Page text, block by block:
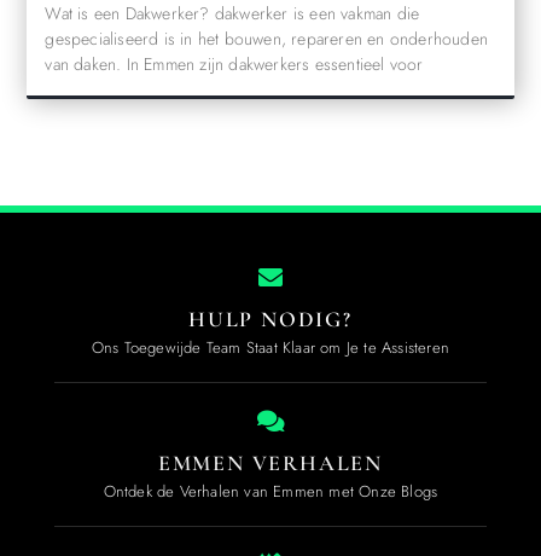
Wat is een Dakwerker? dakwerker is een vakman die
gespecialiseerd is in het bouwen, repareren en onderhouden
van daken. In Emmen zijn dakwerkers essentieel voor
HULP NODIG?
Ons Toegewijde Team Staat Klaar om Je te Assisteren
EMMEN VERHALEN
Ontdek de Verhalen van Emmen met Onze Blogs